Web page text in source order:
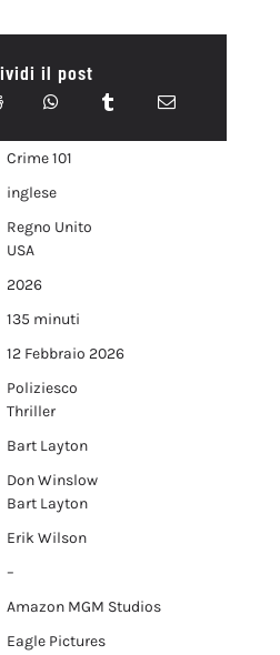
il post
Crime 101
inglese
Regno Unito
USA
2026
135 minuti
12 Febbraio 2026
Poliziesco
Thriller
Bart Layton
Don Winslow
Bart Layton
Erik Wilson
–
Amazon MGM Studios
Eagle Pictures